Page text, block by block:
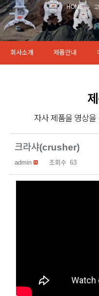
HOME
회사소개 제품안내
자사 제품을 영상
크라샤(crusher)
admin 조회수 63